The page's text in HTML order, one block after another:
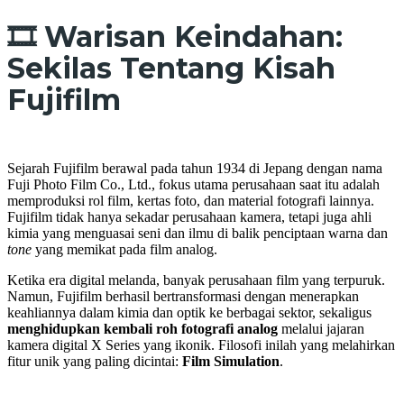
🎞️ Warisan Keindahan:
Sekilas Tentang Kisah
Fujifilm
Sejarah Fujifilm berawal pada tahun 1934 di Jepang dengan nama
Fuji Photo Film Co., Ltd., fokus utama perusahaan saat itu adalah
memproduksi rol film, kertas foto, dan material fotografi lainnya.
Fujifilm tidak hanya sekadar perusahaan kamera, tetapi juga ahli
kimia yang menguasai seni dan ilmu di balik penciptaan warna dan
tone yang memikat pada film analog.
Ketika era digital melanda, banyak perusahaan film yang terpuruk.
Namun, Fujifilm berhasil bertransformasi dengan menerapkan
keahliannya dalam kimia dan optik ke berbagai sektor, sekaligus
menghidupkan kembali roh fotografi analog melalui jajaran
kamera digital X Series yang ikonik. Filosofi inilah yang melahirkan
fitur unik yang paling dicintai: Film Simulation.